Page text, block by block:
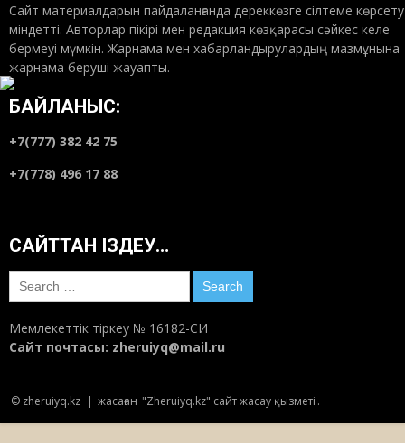
Қоғамдық сана–1: Ұлтсыздану қатері
туралы ой
Ауызашар сөзі “ифтарға” ауыспасын
Маусым 14, 2018
Шәкәрім шежіресі – түп-тамырымыздың
тірегі
Сайт материалдарын пайдаланғанда дереккөзге сілтеме көрсету
міндетті. Авторлар пікірі мен редакция көзқарасы сәйкес келе
бермеуі мүмкін. Жарнама мен хабарландырулардың мазмұнына
жарнама беруші жауапты.
БАЙЛАНЫС:
+7(777) 382 42 75
+7(778) 496 17 88
САЙТТАН ІЗДЕУ…
Search
for:
Мемлекеттік тіркеу № 16182-СИ
Сайт почтасы: zheruiyq@mail.ru
© zheruiyq.kz | жасаған "Zheruiyq.kz" сайт жасау қызметі .